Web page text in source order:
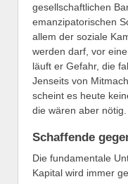
gesellschaftlichen
emanzipatorischen
allem der soziale
werden darf, vor
läuft er Gefahr, die
Jenseits von
scheint es heute
die wären aber nötig.
Schaffende
Die fundamentale
Kapital wird immer